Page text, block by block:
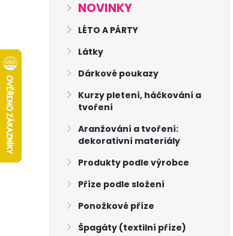
NOVINKY
LÉTO A PÁRTY
Látky
Dárkové poukazy
Kurzy pletení, háčkování a
tvoření
Aranžování a tvoření:
dekorativní materiály
Produkty podle výrobce
Příze podle složení
Ponožkové příze
Špagáty (textilní příze)